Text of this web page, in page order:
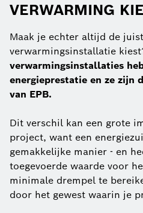
VERWARMING
Maak je echter altijd de
verwarmingsinstallatie
verwarmingsinstallaties
energieprestatie en ze zijn
van EPB.
Dit verschil kan een grote
project, want een
gemakkelijke manier - en
toegevoerde waarde voor
minimale drempel te
door het gewest waarin je